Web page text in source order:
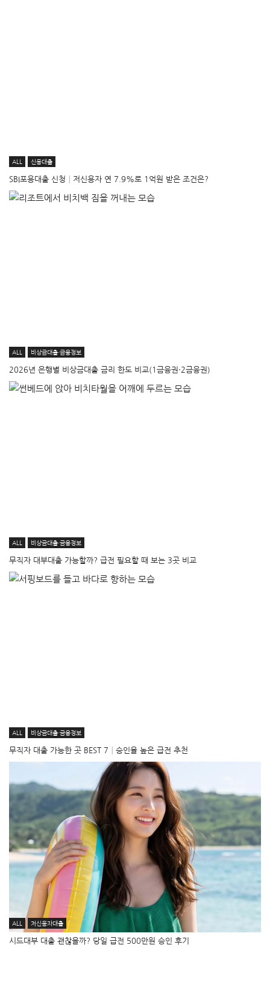
ALL 신용대출
SBI포용대출 신청│저신용자 연 7.9%로 1억원 받은 조건은?
ALL 비상금대출·금융정보
2026년 은행별 비상금대출 금리 한도 비교(1금융권·2금융권)
ALL 비상금대출·금융정보
무직자 대부대출 가능할까? 급전 필요할 때 보는 3곳 비교
ALL 비상금대출·금융정보
무직자 대출 가능한 곳 BEST 7│승인율 높은 급전 추천
ALL 저신용자대출
시드대부 대출 괜찮을까? 당일 급전 500만원 승인 후기